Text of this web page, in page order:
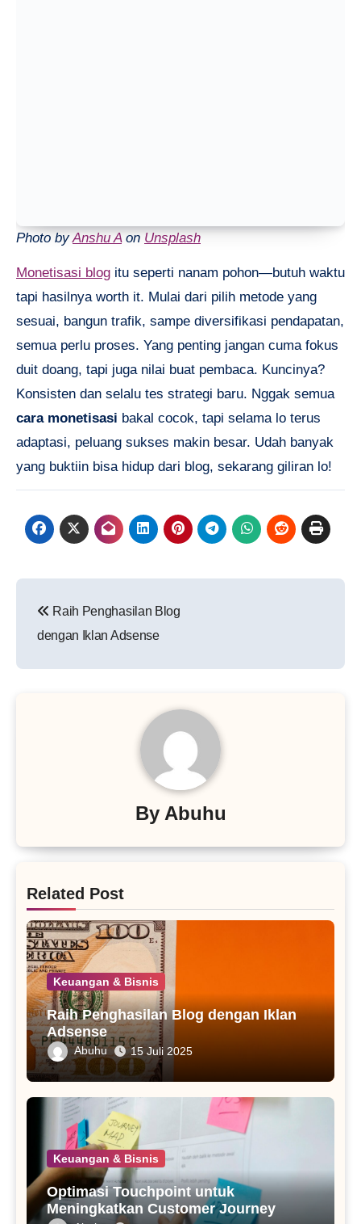
Photo byAnshu Aon Unsplash
Monetisasi blog itu seperti nanam pohon—butuh waktu
tapi hasilnya worth it. Mulai dari pilih metode yang
sesuai, bangun trafik, sampe diversifikasi pendapatan,
semua perlu proses. Yang penting jangan cuma fokus
duit doang, tapi juga nilai buat pembaca. Kuncinya?
Konsisten dan selalu tes strategi baru. Nggak semua
cara monetisasi bakal cocok, tapi selama lo terus
adaptasi, peluang sukses makin besar. Udah banyak
yang buktiin bisa hidup dari blog, sekarang giliran lo!
pos
Raih Penghasilan Blog
dengan Iklan Adsense
By Abuhu
Related Post
Keuangan & Bisnis
Raih Penghasilan Blog dengan Iklan
Adsense
Abuhu 15 Juli 2025
Keuangan & Bisnis
Optimasi Touchpoint untuk
Meningkatkan Customer Journey